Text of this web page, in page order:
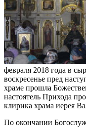
февраля 2018 года в
воскресенье пред
храме прошла
настоятель Прихода
клирика храма иерея
По окончании